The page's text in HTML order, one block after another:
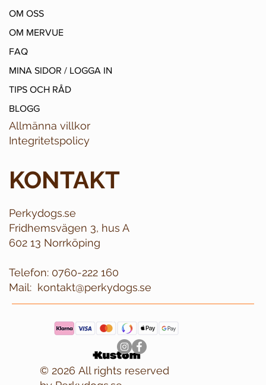
OM OSS
OM MERVUE
FAQ
MINA SIDOR / LOGGA IN
TIPS OCH RÅD
BLOGG
Allmänna villkor
Integritetspolicy
KONTAKT
Perkydogs.se
Fridhemsvägen 3, hus A
602 13 Norrköping
Telefon: 0760-222 160
kontakt@perkydogs.se
Mail:
© 2026 All rights reserved